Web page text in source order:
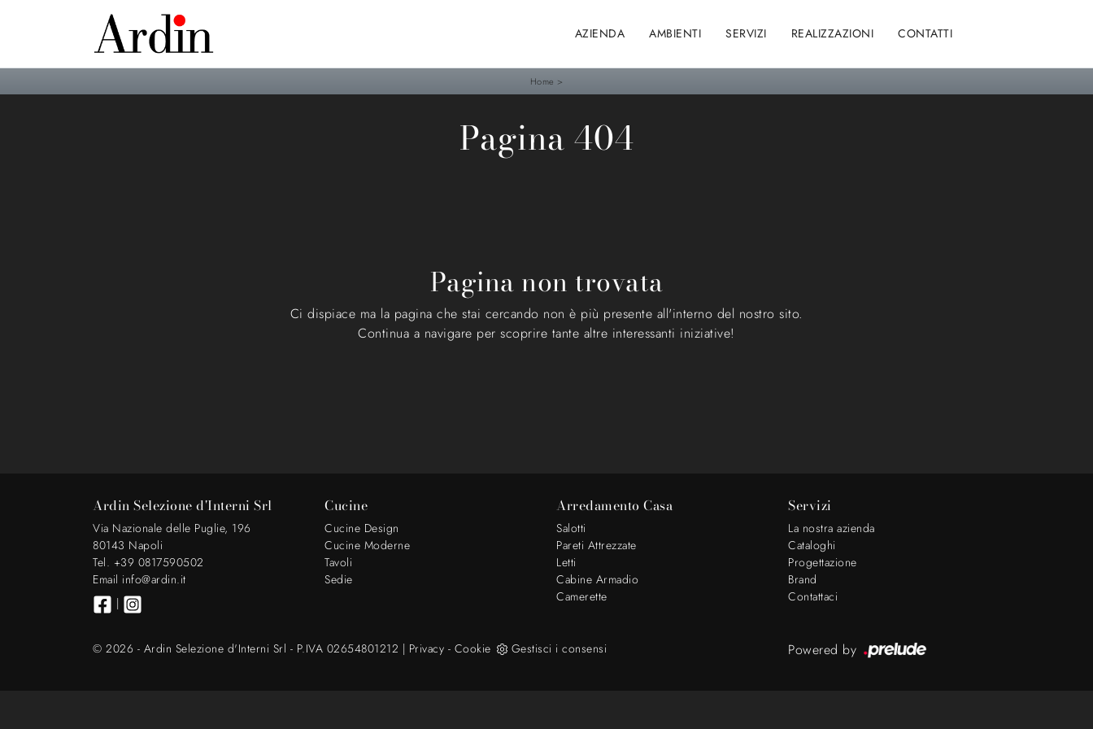
AZIENDA AMBIENTI SERVIZI REALIZZAZIONI CONTATTI
Home >
Pagina 404
Pagina non trovata
Ci dispiace ma la pagina che stai cercando non è più presente all'interno del nostro sito.
Continua a navigare per scoprire tante altre interessanti iniziative!
Ardin Selezione d'Interni Srl
Via Nazionale delle Puglie, 196
80143 Napoli
Tel. +39 0817590502
Email info@ardin.it
|
Cucine
Cucine Design
Cucine Moderne
Tavoli
Sedie
Arredamento Casa
Salotti
Pareti Attrezzate
Letti
Cabine Armadio
Camerette
Servizi
La nostra azienda
Cataloghi
Progettazione
Brand
Contattaci
© 2026 - Ardin Selezione d'Interni Srl - P.IVA 02654801212 | Privacy - Cookie Gestisci i consensi Powered by